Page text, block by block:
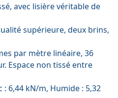
avec lisière véritable de
supérieure, deux brins,
par mètre linéaire, 36
Espace non tissé entre
: 6,44 kN/m, Humide : 5,32